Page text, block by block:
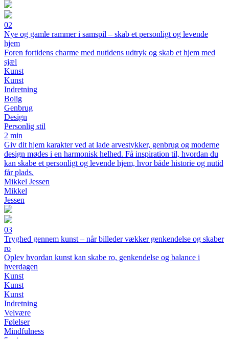
02
Nye og gamle rammer i samspil – skab et personligt og levende
hjem
Foren fortidens charme med nutidens udtryk og skab et hjem med
sjæl
Kunst
Kunst
Indretning
Bolig
Genbrug
Design
Personlig stil
2 min
Giv dit hjem karakter ved at lade arvestykker, genbrug og moderne
design mødes i en harmonisk helhed. Få inspiration til, hvordan du
kan skabe et personligt og levende hjem, hvor både historie og nutid
får plads.
Mikkel Jessen
Mikkel
Jessen
03
Tryghed gennem kunst – når billeder vækker genkendelse og skaber
ro
Oplev hvordan kunst kan skabe ro, genkendelse og balance i
hverdagen
Kunst
Kunst
Kunst
Indretning
Velvære
Følelser
Mindfulness